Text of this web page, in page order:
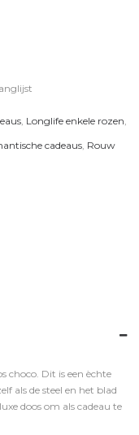
, Longlife enkele rozen,
cadeaus, Rouw
choco. Dit is een èchte
als de steel en het blad
doos om als cadeau te